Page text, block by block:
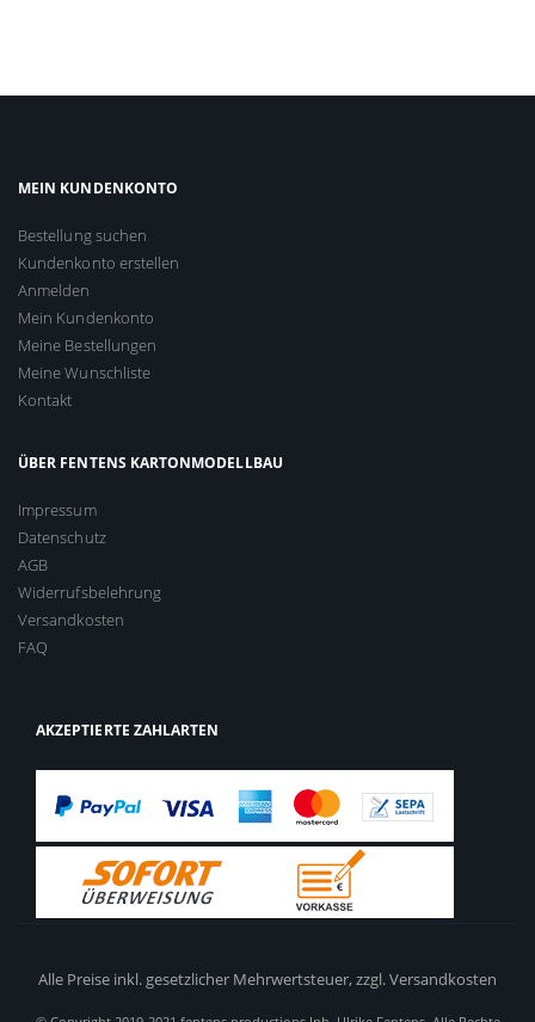
MEIN KUNDENKONTO
Bestellung suchen
Kundenkonto erstellen
Anmelden
Mein Kundenkonto
Meine Bestellungen
Meine Wunschliste
Kontakt
ÜBER FENTENS KARTONMODELLBAU
Impressum
Datenschutz
AGB
Widerrufsbelehrung
Versandkosten
FAQ
AKZEPTIERTE ZAHLARTEN
Alle Preise inkl. gesetzlicher Mehrwertsteuer,zzgl. Versandkosten